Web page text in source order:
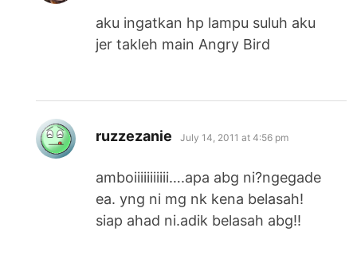
aku ingatkan hp lampu suluh aku
jer takleh main Angry Bird
ruzzezanie says:
July 14, 2011 at 4:56 pm
amboiiiiiiiiiii….apa abg ni?ngegade
ea. yng ni mg nk kena belasah!
siap ahad ni.adik belasah abg!!